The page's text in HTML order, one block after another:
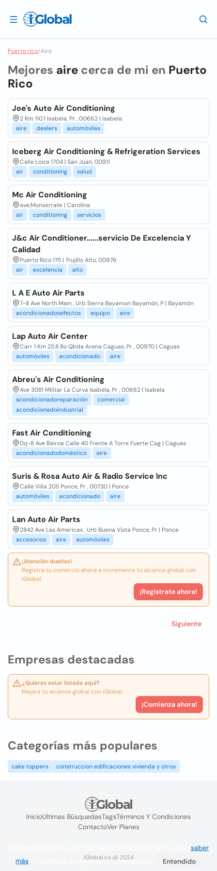
Puerto rico/Aire
Empresas destacadas
¿Quieres estar listado aquí?
Mejora tu alcance global con iGlobal.
¡Comienza ahora!
Mejores aire cerca de mi en Puerto
Rico
Joe's Auto Air Conditioning
2 Km 110.1 Isabela, Pr , 00662 | Isabela
aire
dealers automóviles
Iceberg Air Conditioning & Refrigeration Services
Calle Loiza 1704 | San Juan, 00911
air
conditioning salud
Mc Air Conditioning
ave.Monserrate | Carolina
air
conditioning servicios
J&c Air Conditioner......servicio De Excelencia Y
Calidad
Puerto Rico 175 | Trujillo Alto, 00976
air
excelencia alto
L A E Auto Air Parts
7-8 Ave North Main , Urb Sierra Bayamon Bayamón, P | Bayamón
acondicionadosefectos
equipo aire
Lap Auto Air Center
Carr 1 Km 25.8 Bo Qbda Arena Caguas, Pr , 00970 | Caguas
automóviles
acondicionado aire
Abreu's Air Conditioning
Ave 3081 Militar La Curva Isabela, Pr , 00662 | Isabela
acondicionadoreparación
comercial
acondicionadoindustrial
Fast Air Conditioning
Dq-8 Ave Bairoa Calle 40 Frente A Torre Fuerte Cag | Caguas
acondicionadodoméstico
aire
Suris & Rosa Auto Air & Radio Service Inc
Calle Villa 205 Ponce, Pr , 00730 | Ponce
automóviles
acondicionado aire
Lan Auto Air Parts
2842 Ave Las Americas , Urb Buena Vista Ponce, Pr | Ponce
accesorios
aire automóviles
¡Atención dueños!
Registra tu comercio ahora e incrementa tu alcance global con
iGlobal.
¡Registrate ahora!
Siguiente
Categorías más populares
cake toppers construccion edificaciones vivienda y otros
InicioUltimas BúsquedasTagsTérminos Y Condiciones
ContactoVer Planes
iGlobal.co @ 2024
saber
más . Si continúa navegando acepta su uso. Entendido